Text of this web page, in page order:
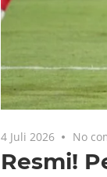
4 Juli 2026 No
Resmi!